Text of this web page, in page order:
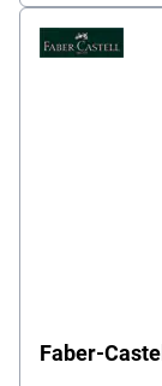
Faber-